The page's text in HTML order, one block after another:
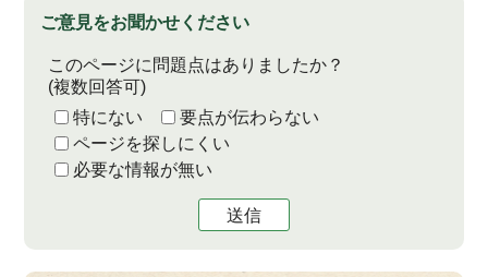
ご意見をお聞かせください
このページに問題点はありましたか？
(複数回答可)
特にない
要点が伝わらない
ページを探しにくい
必要な情報が無い
送信